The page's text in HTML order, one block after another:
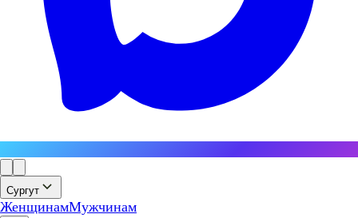
Сургут
ЖенщинамМужчинам